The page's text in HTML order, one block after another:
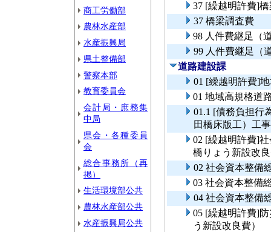
商工労働部
農林水産部
水産振興局
県土整備部
警察本部
教育委員会
会計局・庶務集
中局
県会・各種委員
会
総合事務所（再
掲）
生活環境部公共
農林水産部公共
水産振興局公共
37 [繰越明許費]
37 橋梁調査費
98 人件費継足（
99 人件費継足（
道路建設課
01 [繰越明許費]
01 地域高規格道
01.1 [債務負担行
田橋床版工）工事
02 [繰越明許費]
橋りょう新設改
02 社会資本整備
03 社会資本整備
04 社会資本整備
05 [繰越明許費]
う新設改良費）